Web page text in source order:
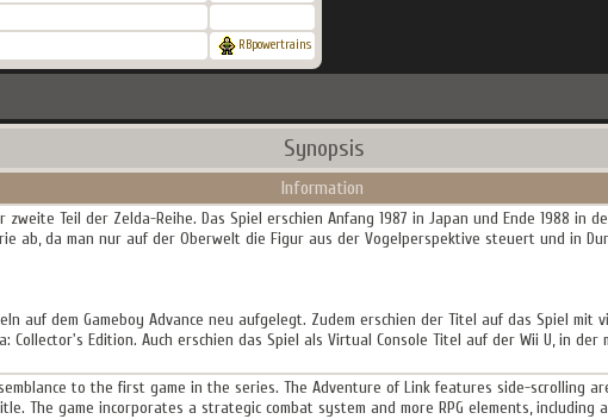
RBpowertrains
Synopsis
Information
Teil der Zelda-Reihe. Das Spiel erschien Anfang 1987 in Japan und Ende 1988 in
ab, da man nur auf der Oberwelt die Figur aus der Vogelperspektive steuert und in
auf dem Gameboy Advance neu aufgelegt. Zudem erschien der Titel auf das Spiel mit
Collector's Edition. Auch erschien das Spiel als Virtual Console Titel auf der Wii U, in
to the first game in the series. The Adventure of Link features side-scrolling
The game incorporates a strategic combat system and more RPG elements, including